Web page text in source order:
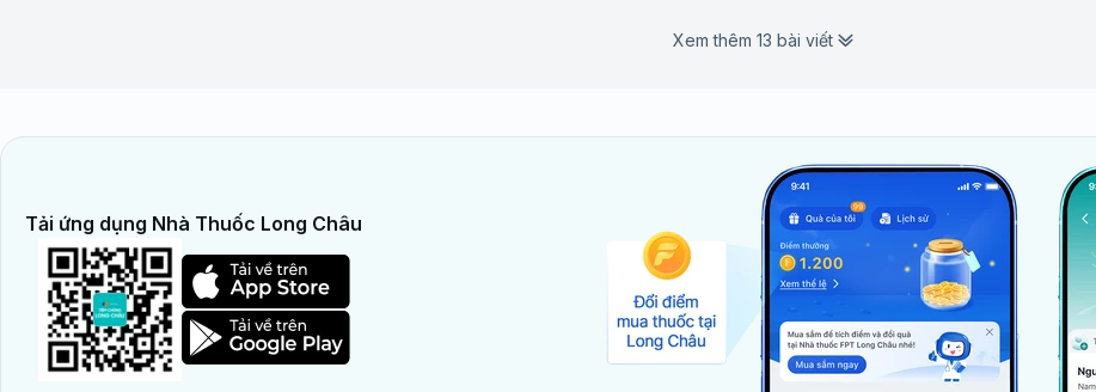
Xem thêm 13 bài viết
Tải ứng dụng Nhà Thuốc Long Châu